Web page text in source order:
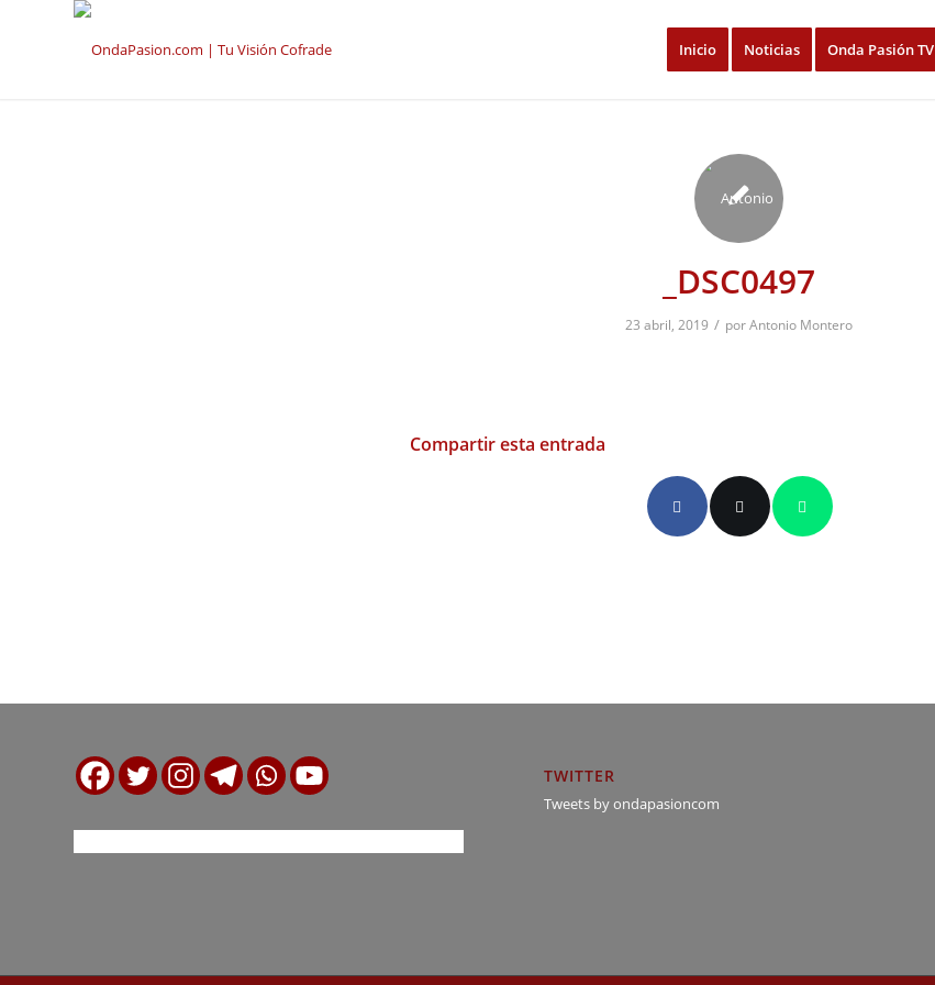
Inicio Noticias Onda Pasión TV
_DSC0497
23 abril, 2019 / porAntonio Montero
Compartir esta entrada
TWITTER
Tweets by ondapasioncom